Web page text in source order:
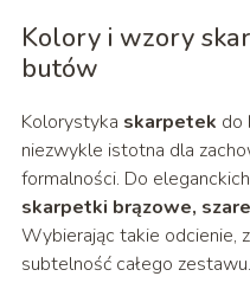
Kolory i wzory
butów
Kolorystyka skarpetek do
niezwykle istotna dla
formalności. Do
skarpetki brązowe,
Wybierając takie odcienie,
subtelność całego zestawu.